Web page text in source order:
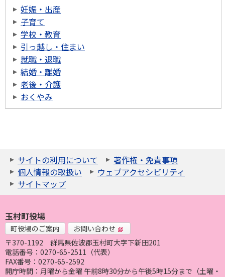
妊娠・出産
子育て
学校・教育
引っ越し・住まい
就職・退職
結婚・離婚
老後・介護
おくやみ
サイトの利用について
著作権・免責事項
個人情報の取扱い
ウェブアクセシビリティ
サイトマップ
玉村町役場
町役場のご案内
お問い合わせ
〒370-1192
群馬県佐波郡玉村町大字下新田201
電話番号：0270-65-2511（代表）
FAX番号：0270-65-2592
開庁時間：月曜から金曜 午前8時30分から午後5時15分まで（土曜・